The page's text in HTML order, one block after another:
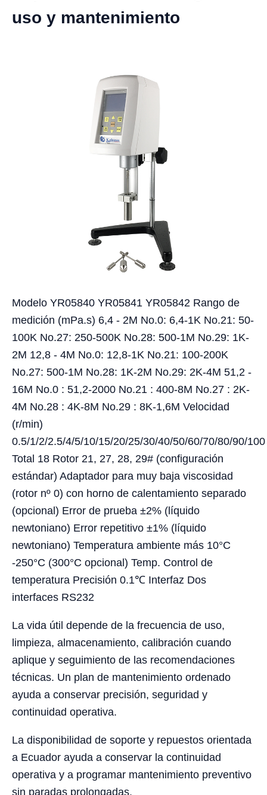
uso y mantenimiento
Modelo YR05840 YR05841 YR05842 Rango de
medición (mPa.s) 6,4 - 2M No.0: 6,4-1K No.21: 50-
100K No.27: 250-500K No.28: 500-1M No.29: 1K-
2M 12,8 - 4M No.0: 12,8-1K No.21: 100-200K
No.27: 500-1M No.28: 1K-2M No.29: 2K-4M 51,2 -
16M No.0 : 51,2-2000 No.21 : 400-8M No.27 : 2K-
4M No.28 : 4K-8M No.29 : 8K-1,6M Velocidad
(r/min)
0.5/1/2/2.5/4/5/10/15/20/25/30/40/50/60/70/80/90/100
Total 18 Rotor 21, 27, 28, 29# (configuración
estándar) Adaptador para muy baja viscosidad
(rotor nº 0) con horno de calentamiento separado
(opcional) Error de prueba ±2% (líquido
newtoniano) Error repetitivo ±1% (líquido
newtoniano) Temperatura ambiente más 10°C
-250°C (300°C opcional) Temp. Control de
temperatura Precisión 0.1℃ Interfaz Dos
interfaces RS232
La vida útil depende de la frecuencia de uso,
limpieza, almacenamiento, calibración cuando
aplique y seguimiento de las recomendaciones
técnicas. Un plan de mantenimiento ordenado
ayuda a conservar precisión, seguridad y
continuidad operativa.
La disponibilidad de soporte y repuestos orientada
a Ecuador ayuda a conservar la continuidad
operativa y a programar mantenimiento preventivo
sin paradas prolongadas.